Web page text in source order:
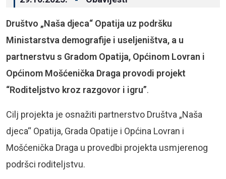
Društvo „Naša djeca“ Opatija uz podršku
Ministarstva demografije i useljeništva, a u
partnerstvu s Gradom Opatija, Općinom Lovran i
Općinom Mošćenička Draga provodi projekt
“Roditeljstvo kroz razgovor i igru”.
Cilj projekta je osnažiti partnerstvo Društva „Naša
djeca“ Opatija, Grada Opatije i Općina Lovran i
Mošćenička Draga u provedbi projekta usmjerenog
podršci roditeljstvu.